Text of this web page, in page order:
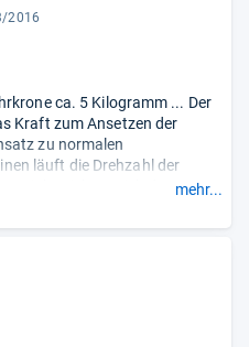
2016
ca. 5 Kilogramm ... Der
Kraft zum Ansetzen der
zu normalen
läuft die Drehzahl der
trifft, ändert sich die
mehr...